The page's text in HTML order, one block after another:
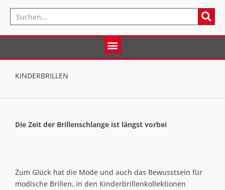
KINDERBRILLEN
Die Zeit der Brillenschlange ist längst vorbei
Zum Glück hat die Mode und auch das Bewusstsein für
modische Brillen, in den Kinderbrillenkollektionen